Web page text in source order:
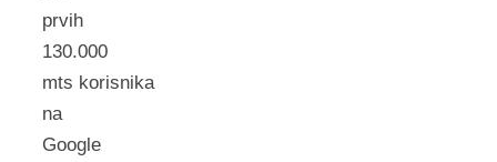
prvih
130.000
mts korisnika
na
Google